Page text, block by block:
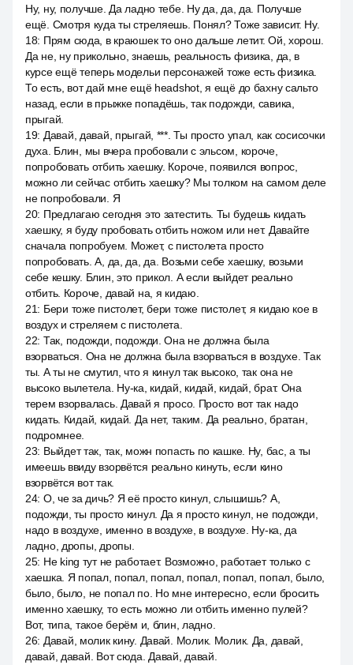
Ну, ну, получше. Да ладно тебе. Ну да, да, да. Получше
ещё. Смотря куда ты стреляешь. Понял? Тоже зависит. Ну.
18: Прям сюда, в краюшек то оно дальше летит. Ой, хорош.
Да не, ну прикольно, знаешь, реальность физика, да, в
курсе ещё теперь модельи персонажей тоже есть физика.
То есть, вот дай мне ещё headshot, я ещё до бахну сальто
назад, если в прыжке попадёшь, так подожди, савика,
прыгай.
19: Давай, давай, прыгай, ***. Ты просто упал, как сосисочки
духа. Блин, мы вчера пробовали с эльсом, короче,
попробовать отбить хаешку. Короче, появился вопрос,
можно ли сейчас отбить хаешку? Мы толком на самом деле
не попробовали. Я
20: Предлагаю сегодня это затестить. Ты будешь кидать
хаешку, я буду пробовать отбить ножом или нет. Давайте
сначала попробуем. Может, с пистолета просто
попробовать. А, да, да, да. Возьми себе хаешку, возьми
себе кешку. Блин, это прикол. А если выйдет реально
отбить. Короче, давай на, я кидаю.
21: Бери тоже пистолет, бери тоже пистолет, я кидаю кое в
воздух и стреляем с пистолета.
22: Так, подожди, подожди. Она не должна была
взорваться. Она не должна была взорваться в воздухе. Так
ты. А ты не смутил, что я кинул так высоко, так она не
высоко вылетела. Ну-ка, кидай, кидай, кидай, брат. Она
терем взорвалась. Давай я просо. Просто вот так надо
кидать. Кидай, кидай. Да нет, таким. Да реально, братан,
подромнее.
23: Выйдет так, так, можн попасть по кашке. Ну, бас, а ты
имеешь ввиду взорвётся реально кинуть, если кино
взорвётся вот так.
24: О, че за дичь? Я её просто кинул, слышишь? А,
подожди, ты просто кинул. Да я просто кинул, не подожди,
надо в воздухе, именно в воздухе, в воздухе. Ну-ка, да
ладно, дропы, дропы.
25: Не king тут не работает. Возможно, работает только с
хаешка. Я попал, попал, попал, попал, попал, попал, было,
было, было, не попал по. Но мне интересно, если бросить
именно хаешку, то есть можно ли отбить именно пулей?
Вот, типа, такое берём и, блин, ладно.
26: Давай, молик кину. Давай. Молик. Молик. Да, давай,
давай, давай. Вот сюда. Давай, давай.